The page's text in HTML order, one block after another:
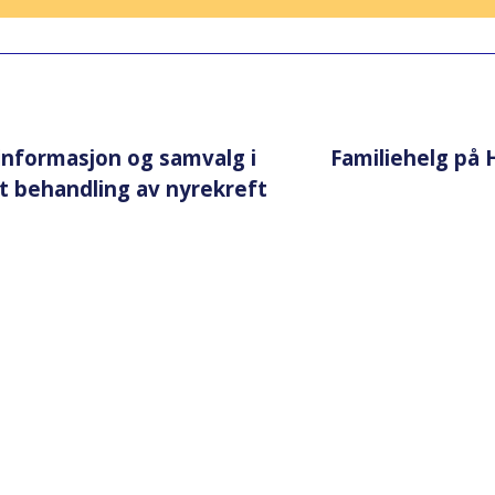
og samvalg i
behandling av nyrekreft
Familiehelg på